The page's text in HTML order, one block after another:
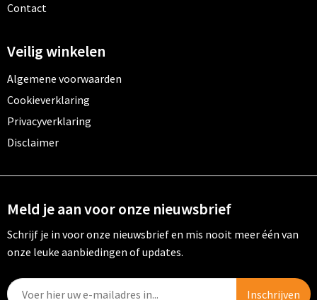
Contact
Veilig winkelen
Algemene voorwaarden
Cookieverklaring
Privacyverklaring
Disclaimer
Meld je aan voor onze nieuwsbrief
Schrijf je in voor onze nieuwsbrief en mis nooit meer één van
onze leuke aanbiedingen of updates.